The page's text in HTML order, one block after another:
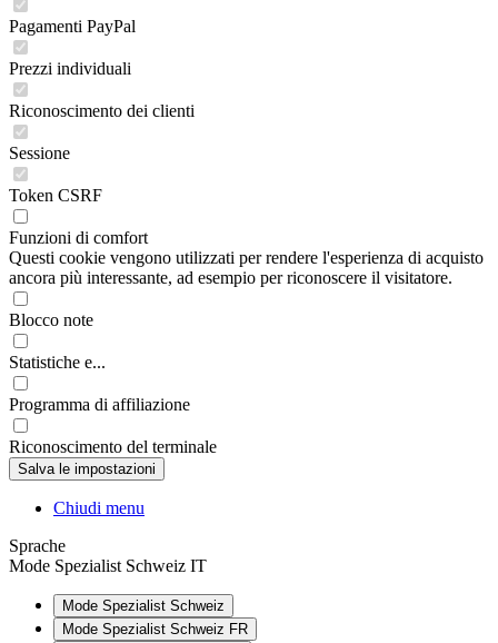
Pagamenti PayPal
Prezzi individuali
Riconoscimento dei clienti
Sessione
Token CSRF
Funzioni di comfort
Questi cookie vengono utilizzati per rendere l'esperienza di acquisto
ancora più interessante, ad esempio per riconoscere il visitatore.
Blocco note
Statistiche e...
Programma di affiliazione
Riconoscimento del terminale
Chiudi menu
Sprache
Mode Spezialist Schweiz IT
Mode Spezialist Schweiz
Mode Spezialist Schweiz FR